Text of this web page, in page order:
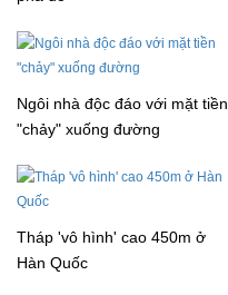
Ngôi nhà độc đáo với mặt tiền
"chảy" xuống đường
Tháp 'vô hình' cao 450m ở
Hàn Quốc